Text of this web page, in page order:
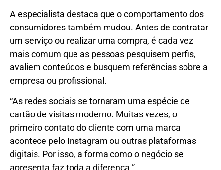
A especialista destaca que o comportamento dos
consumidores também mudou. Antes de contratar
um serviço ou realizar uma compra, é cada vez
mais comum que as pessoas pesquisem perfis,
avaliem conteúdos e busquem referências sobre a
empresa ou profissional.
“As redes sociais se tornaram uma espécie de
cartão de visitas moderno. Muitas vezes, o
primeiro contato do cliente com uma marca
acontece pelo Instagram ou outras plataformas
digitais. Por isso, a forma como o negócio se
apresenta faz toda a diferença.”